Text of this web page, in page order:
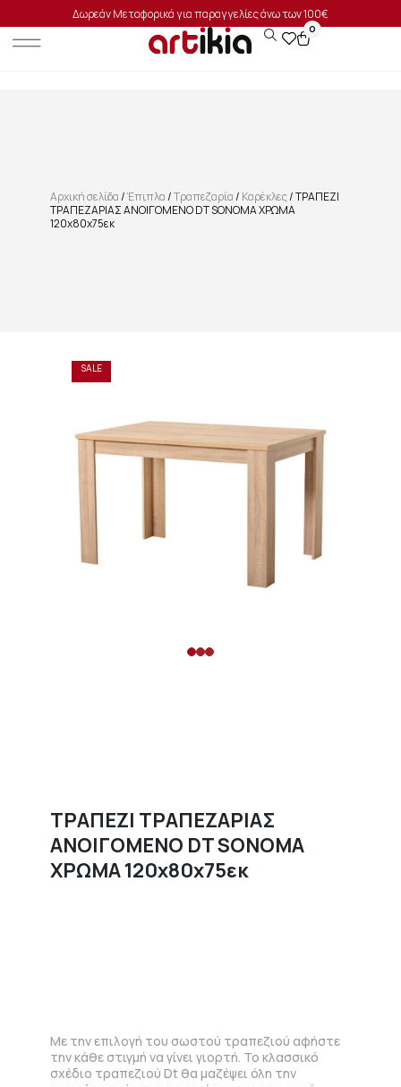
Δωρεάν Μεταφορικά για παραγγελίες άνω των 100€
0
Αρχική σελίδα/Έπιπλα/Τραπεζαρία/ Καρέκλες/ ΤΡΑΠΕΖΙ
ΤΡΑΠΕΖΑΡΙΑΣ ΑΝΟΙΓΟΜΕΝΟ DT SONOMA ΧΡΩΜΑ
120x80x75εκ
SALE
ΤΡΑΠΕΖΙ ΤΡΑΠΕΖΑΡΙΑΣ
ΑΝΟΙΓΟΜΕΝΟ DT SONOMA
ΧΡΩΜΑ 120x80x75εκ
Με την επιλογή του σωστού τραπεζιού αφήστε
την κάθε στιγμή να γίνει γιορτή. Το κλασσικό
σχέδιο τραπεζιού Dt θα μαζέψει όλη την